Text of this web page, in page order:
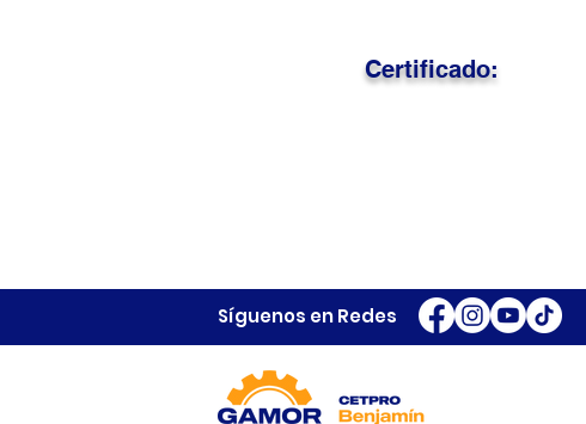
Certificado:
Síguenos en Redes